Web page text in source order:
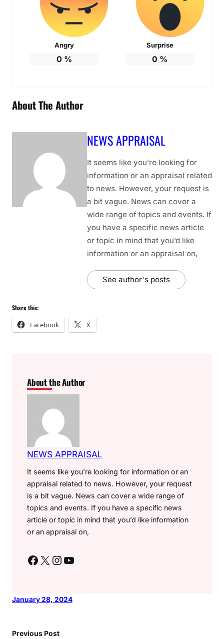
Angry
0 %
Surprise
0 %
About The Author
NEWS APPRAISAL
It seems like you’re looking for
information or an appraisal related
to news. However, your request is
a bit vague. News can cover a
wide range of topics and events. If
you have a specific news article
or topic in mind that you’d like
information or an appraisal on,
See author's posts
Share this:
Facebook X
About the Author
NEWS APPRAISAL
It seems like you’re looking for information or an
appraisal related to news. However, your request
is a bit vague. News can cover a wide range of
topics and events. If you have a specific news
article or topic in mind that you’d like information
or an appraisal on,
Facebook X Instagram YouTube
January 28, 2024
Previous Post